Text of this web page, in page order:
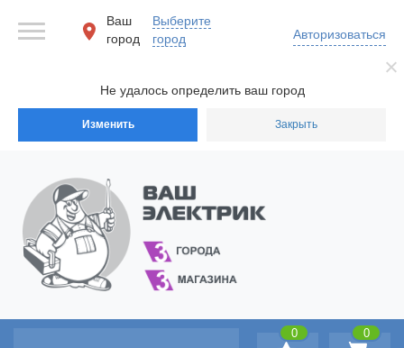
Не удалось определить ваш город
Изменить Закрыть
Ваш
город
Выберите
город
Авторизоваться
0
0